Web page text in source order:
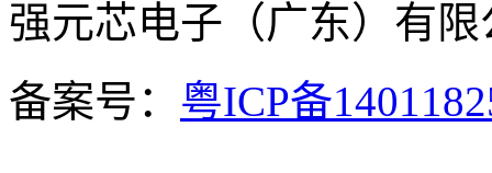
强元芯电子（广东）
备案号： 粤ICP备